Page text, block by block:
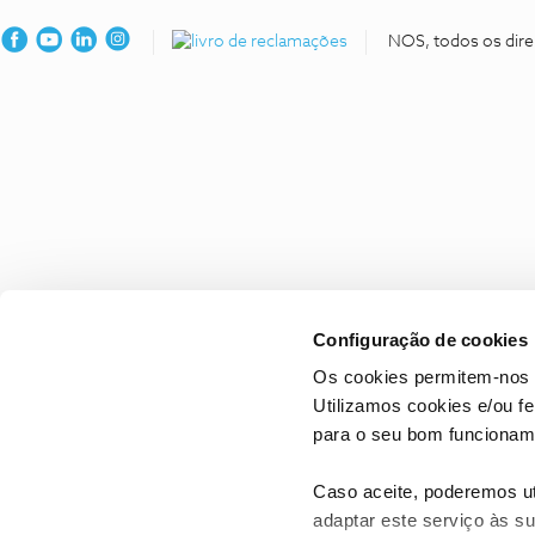
Configuração de cookies
Os cookies permitem-nos
Utilizamos cookies e/ou
para o seu bom
Caso aceite, poderemos
adaptar este serviço às
NOS, todos os